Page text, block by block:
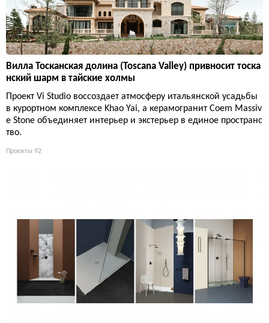
Вилла Тосканская долина (Toscana Valley) привносит тоска
нский шарм в тайские холмы
Проект Vi Studio воссоздает атмосферу итальянской усадьбы
в курортном комплексе Khao Yai, а керамогранит Coem Massiv
e Stone объединяет интерьер и экстерьер в единое пространс
тво.
Проекты 92